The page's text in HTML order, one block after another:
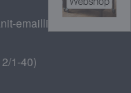
emailliert
1-40)